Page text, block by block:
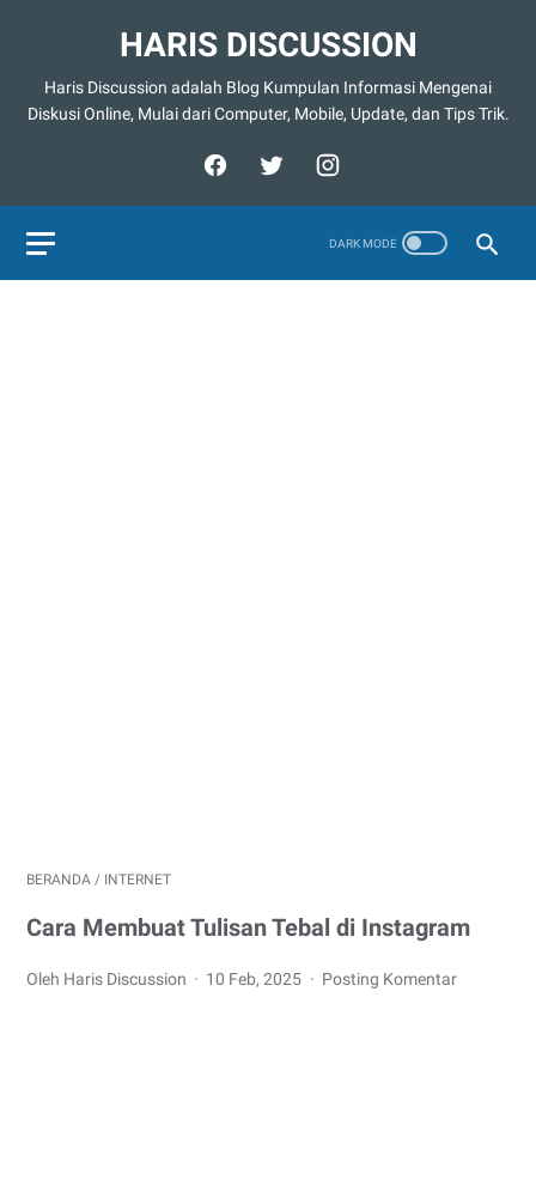
HARIS DISCUSSION
Haris Discussion adalah Blog Kumpulan Informasi Mengenai
Diskusi Online, Mulai dari Computer, Mobile, Update, dan Tips Trik.
BERANDA / INTERNET
Cara Membuat Tulisan Tebal di Instagram
Oleh Haris Discussion 10 Feb, 2025 Posting Komentar